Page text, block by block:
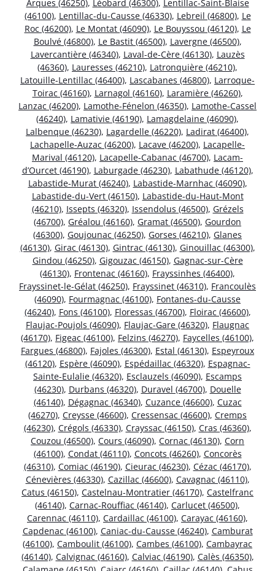
Arques (46250), Léobard (46300), Lentillac-Saint-Blaise
(46100), Lentillac-du-Causse (46330), Lebreil (46800), Le
Roc (46200), Le Montat (46090), Le Bouyssou (46120), Le
Boulvé (46800), Le Bastit (46500), Lavergne (46500),
Lavercantière (46340), Laval-de-Cère (46130), Lauzès
(46360), Lauresses (46210), Latronquière (46210),
Latouille-Lentillac (46400), Lascabanes (46800), Larroque-
Toirac (46160), Larnagol (46160), Laramière (46260),
Lanzac (46200), Lamothe-Fénelon (46350), Lamothe-Cassel
(46240), Lamativie (46190), Lamagdelaine (46090),
Lalbenque (46230), Lagardelle (46220), Ladirat (46400),
Lachapelle-Auzac (46200), Lacave (46200), Lacapelle-
Marival (46120), Lacapelle-Cabanac (46700), Lacam-
d’Ourcet (46190), Laburgade (46230), Labathude (46120),
Labastide-Murat (46240), Labastide-Marnhac (46090),
Labastide-du-Vert (46150), Labastide-du-Haut-Mont
(46210), Issepts (46320), Issendolus (46500), Grézels
(46700), Gréalou (46160), Gramat (46500), Gourdon
(46300), Goujounac (46250), Gorses (46210), Glanes
(46130), Girac (46130), Gintrac (46130), Ginouillac (46300),
Gindou (46250), Gigouzac (46150), Gagnac-sur-Cère
(46130), Frontenac (46160), Frayssinhes (46400),
Frayssinet-le-Gélat (46250), Frayssinet (46310), Francoulès
(46090), Fourmagnac (46100), Fontanes-du-Causse
(46240), Fons (46100), Floressas (46700), Floirac (46600),
Flaujac-Poujols (46090), Flaujac-Gare (46320), Flaugnac
(46170), Figeac (46100), Felzins (46270), Faycelles (46100),
Fargues (46800), Fajoles (46300), Estal (46130), Espeyroux
(46120), Espère (46090), Espédaillac (46320), Espagnac-
Sainte-Eulalie (46320), Esclauzels (46090), Escamps
(46230), Durbans (46320), Duravel (46700), Douelle
(46140), Dégagnac (46340), Cuzance (46600), Cuzac
(46270), Creysse (46600), Cressensac (46600), Cremps
(46230), Crégols (46330), Crayssac (46150), Cras (46360),
Couzou (46500), Cours (46090), Cornac (46130), Corn
(46100), Condat (46110), Concots (46260), Concorès
(46310), Comiac (46190), Cieurac (46230), Cézac (46170),
Cénevières (46330), Cazillac (46600), Cavagnac (46110),
Catus (46150), Castelnau-Montratier (46170), Castelfranc
(46140), Carnac-Rouffiac (46140), Carlucet (46500),
Carennac (46110), Cardaillac (46100), Carayac (46160),
Capdenac (46100), Caniac-du-Causse (46240), Camburat
(46100), Camboulit (46100), Cambes (46100), Cambayrac
(46140), Calvignac (46160), Calviac (46190), Calès (46350),